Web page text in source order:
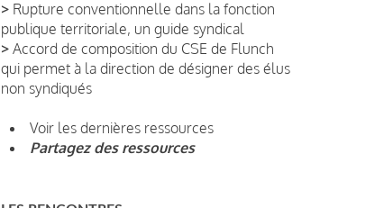
> Rupture conventionnelle dans la fonction
publique territoriale, un guide syndical
> Accord de composition du CSE de Flunch
qui permet à la direction de désigner des élus
non syndiqués
Voir les dernières ressources
Partagez des ressources